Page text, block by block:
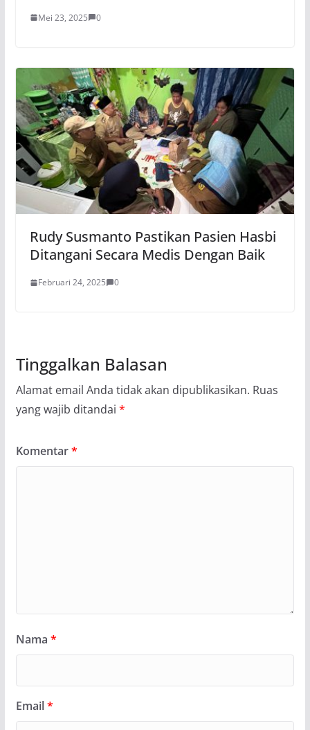
Mei 23, 2025 0
Rudy Susmanto Pastikan Pasien Hasbi
Ditangani Secara Medis Dengan Baik
Februari 24, 2025 0
Tinggalkan Balasan
Alamat email Anda tidak akan dipublikasikan. Ruas
yang wajib ditandai *
Komentar*
Nama *
Email*